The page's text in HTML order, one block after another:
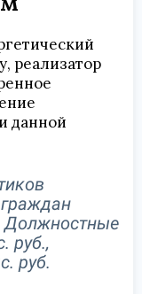
реализатор
данной
Должностные
руб.,
руб.